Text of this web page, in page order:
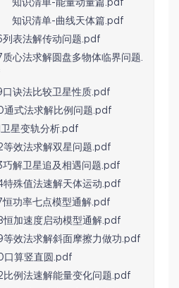
知识清单-能量动量篇.pdf
知识清单-曲线天体篇.pdf
表法解传动问题.pdf
心法求解圆盘多物体临界问题.
诀法比较卫星性质.pdf
式法求解比例问题.pdf
星变轨分析.pdf
效法求解双星问题.pdf
解卫星追及相遇问题.pdf
殊值法速解天体运动.pdf
功率七点模型通解.pdf
加速度启动模型通解.pdf
效法求解斜面摩擦力做功.pdf
算竖直圆.pdf
例法速解能量变化问题.pdf